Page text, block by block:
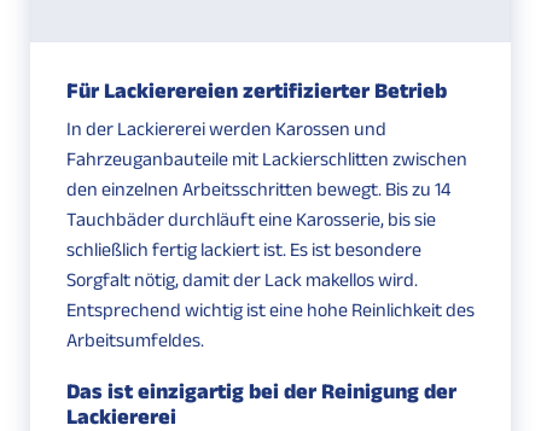
Für Lackierereien zertifizierter Betrieb
In der Lackiererei werden Karossen und
Fahrzeuganbauteile mit Lackierschlitten zwischen
den einzelnen Arbeitsschritten bewegt. Bis zu 14
Tauchbäder durchläuft eine Karosserie, bis sie
schließlich fertig lackiert ist. Es ist besondere
Sorgfalt nötig, damit der Lack makellos wird.
Entsprechend wichtig ist eine hohe Reinlichkeit des
Arbeitsumfeldes.
Das ist einzigartig bei der Reinigung der
Lackiererei